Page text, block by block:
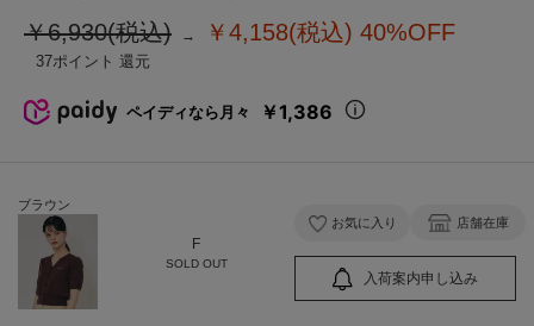
￥6,930(税込) ￥4,158(税込) 40%OFF
37
ブラウン
F
SOLD OUT
お気に入り 店舗在庫
入荷案内申し込み
ペイディなら月々 ￥1,386